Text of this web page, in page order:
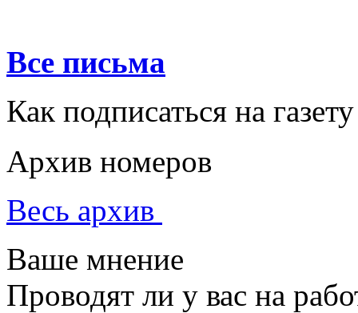
Все письма
Как подписаться на газету
Архив номеров
Весь архив
Ваше мнение
Проводят ли у вас на